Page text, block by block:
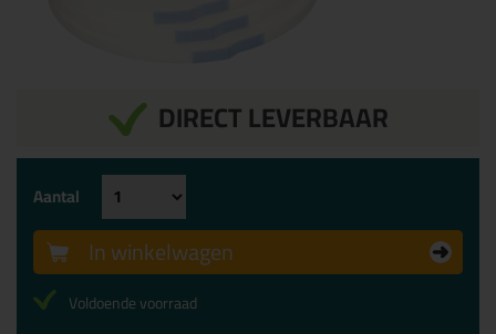
DIRECT LEVERBAAR
Aantal
In winkelwagen
Voldoende voorraad